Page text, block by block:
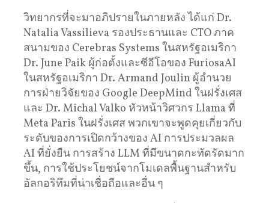
วิทยากรที่จะมาอภิปรายในภายหลัง ได้แก่ Dr.
Natalia Vassilieva รองประธานและ CTO ภาค
สนามของ Cerebras Systems ในสหรัฐอเมริกา
Dr. June Paik ผู้ก่อตั้งและซีอีโอของ FuriosaAI
ในสหรัฐอเมริกา Dr. Armand Joulin ผู้อํานวย
การฝ่ายวิจัยของ Google DeepMind ในฝรั่งเศส
และ Dr. Michal Valko หัวหน้าวิศวกร Llama ที่
Meta Paris ในฝรั่งเศส พวกเขาจะพูดคุยเกี่ยวกับ
ระดับของการเปิดกว้างของ AI การประมวลผล
AI ที่ยั่งยืน การสร้าง LLM ที่มีขนาดกะทัดรัดมาก
ขึ้น, การใช้ประโยชน์จากโมเดลพื้นฐานสําหรับ
อัลกอริทึมที่น่าเชื่อถือและอื่น ๆ